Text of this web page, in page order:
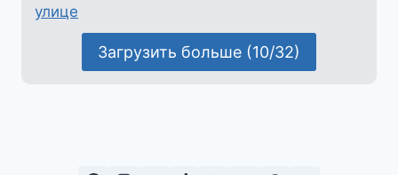
улице
Загрузить больше (10/32)